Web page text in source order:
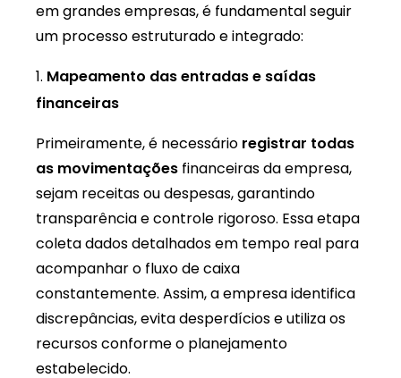
em grandes empresas, é fundamental seguir
um processo estruturado e integrado:
Mapeamento das entradas e saídas
financeiras
Primeiramente, é necessário registrar todas
as movimentações financeiras da empresa,
sejam receitas ou despesas, garantindo
transparência e controle rigoroso. Essa etapa
coleta dados detalhados em tempo real para
acompanhar o fluxo de caixa
constantemente. Assim, a empresa identifica
discrepâncias, evita desperdícios e utiliza os
recursos conforme o planejamento
estabelecido.